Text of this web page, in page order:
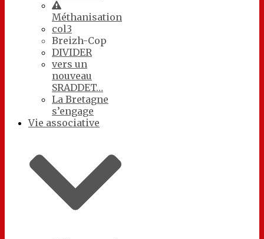
Méthanisation
col3
Breizh-Cop
DIVIDER
vers un
nouveau
SRADDET…
La Bretagne
s’engage
Vie associative